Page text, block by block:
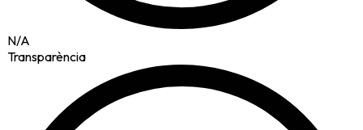
N/A
Transparència